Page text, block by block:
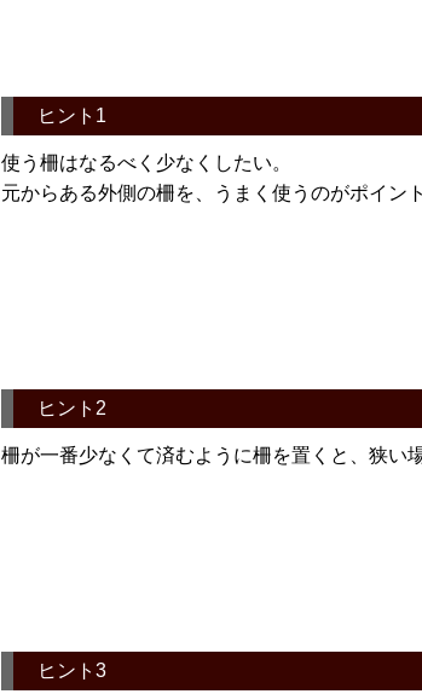
ヒント1
使う柵はなるべく少なくしたい。
元からある外側の柵を、うまく使うのがポイント
ヒント2
柵が一番少なくて済むように柵を置くと、狭い
ヒント3